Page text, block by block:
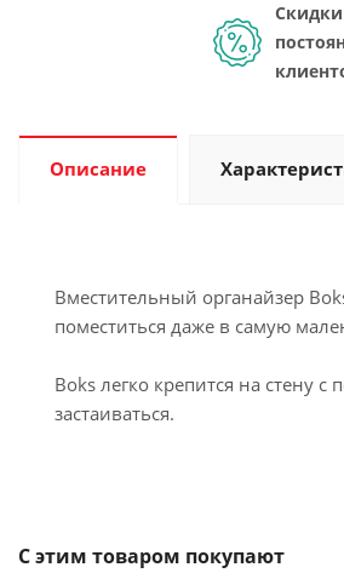
Описание
Вместительный органайзер
поместиться даже в самую
Boks легко крепится на стену
застаиваться.
С этим товаром покупают